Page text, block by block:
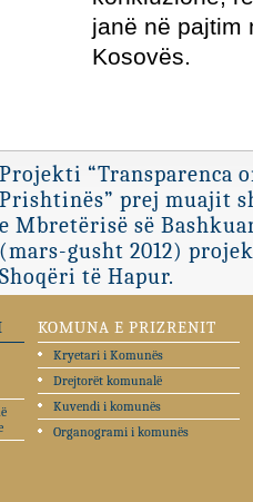
janë në pajtim
Kosovës.
Projekti “Transparenca
Prishtinës” prej muajit
e Mbretërisë së
(mars-gusht 2012)
Shoqëri të Hapur.
KOMUNA E PRIZRENIT
Kryetari i Komunës
Drejtorët komunalë
Kuvendi i komunës
Organogrami i komunës